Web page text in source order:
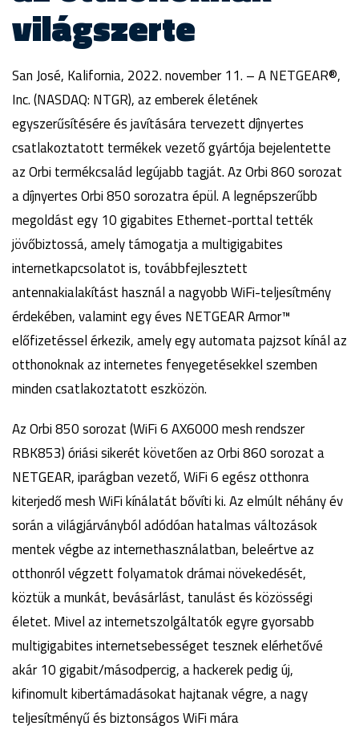
világszerte
San José, Kalifornia, 2022. november 11. – A NETGEAR®,
Inc. (NASDAQ: NTGR), az emberek életének
egyszerűsítésére és javítására tervezett díjnyertes
csatlakoztatott termékek vezető gyártója bejelentette
az Orbi termékcsalád legújabb tagját. Az Orbi 860 sorozat
a díjnyertes Orbi 850 sorozatra épül. A legnépszerűbb
megoldást egy 10 gigabites Ethernet-porttal tették
jövőbiztossá, amely támogatja a multigigabites
internetkapcsolatot is, továbbfejlesztett
antennakialakítást használ a nagyobb WiFi-teljesítmény
érdekében, valamint egy éves NETGEAR Armor™
előfizetéssel érkezik, amely egy automata pajzsot kínál az
otthonoknak az internetes fenyegetésekkel szemben
minden csatlakoztatott eszközön.
Az Orbi 850 sorozat (WiFi 6 AX6000 mesh rendszer
RBK853) óriási sikerét követően az Orbi 860 sorozat a
NETGEAR, iparágban vezető, WiFi 6 egész otthonra
kiterjedő mesh WiFi kínálatát bővíti ki. Az elmúlt néhány év
során a világjárványból adódóan hatalmas változások
mentek végbe az internethasználatban, beleértve az
otthonról végzett folyamatok drámai növekedését,
köztük a munkát, bevásárlást, tanulást és közösségi
életet. Mivel az internetszolgáltatók egyre gyorsabb
multigigabites internetsebességet tesznek elérhetővé
akár 10 gigabit/másodpercig, a hackerek pedig új,
kifinomult kibertámadásokat hajtanak végre, a nagy
teljesítményű és biztonságos WiFi mára